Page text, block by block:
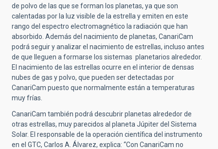
de polvo de las que se forman los planetas, ya que son
calentadas por la luz visible de la estrella y emiten en este
rango del espectro electromagnético la radiación que han
absorbido. Además del nacimiento de planetas, CanariCam
podrá seguir y analizar el nacimiento de estrellas, incluso antes
de que lleguen a formarse los sistemas planetarios alrededor.
El nacimiento de las estrellas ocurre en el interior de densas
nubes de gas y polvo, que pueden ser detectadas por
CanariCam puesto que normalmente están a temperaturas
muy frías.
CanariCam también podrá descubrir planetas alrededor de
otras estrellas, muy parecidos al planeta Júpiter del Sistema
Solar. El responsable de la operación científica del instrumento
en el GTC, Carlos A. Álvarez, explica: “Con CanariCam no